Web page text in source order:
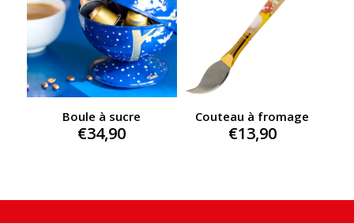
Boule à sucre
€34,90
Couteau à fromage
€13,90